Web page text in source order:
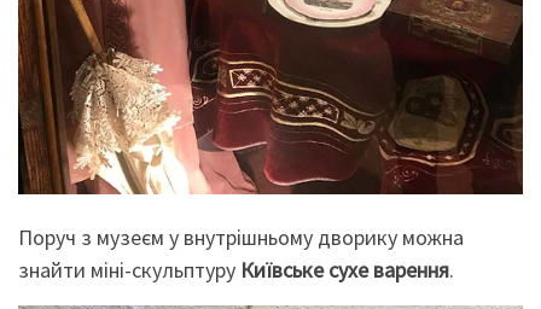
Поруч з музеєм у внутрішньому дворику можна
знайти міні-скульптуру Київське сухе варення.